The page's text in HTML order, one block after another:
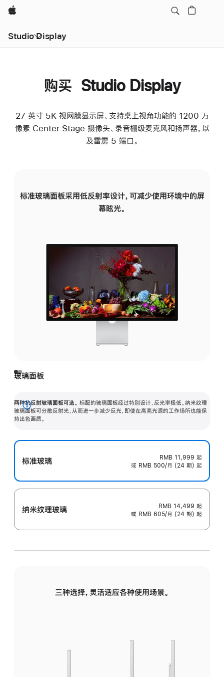
Apple
Studio Display
购买 Studio Display
27 英寸 5K 视网膜显示屏、支持桌上视角功能的 1200 万
像素 Center Stage 摄像头、录音棚级麦克风和扬声器，以
及雷雳 5 端口。
标准玻璃面板采用低反射率设计，可减少使用环境中的屏
幕眩光。
玻璃面板
两种抗反射玻璃面板可选。 标配的玻璃面板经过特别设计，反光率极低。纳米纹理
玻璃面板可分散反射光，从而进一步减少反光，即使在高亮光源的工作场所也能保
持出色画质。
展
开
标准玻璃 RMB 11,999 起
或 RMB 500/月 (24 期) 起
纳米纹理玻璃 RMB 14,499 起
或 RMB 605/月 (24 期) 起
三种选择，灵活适应各种使用场景。